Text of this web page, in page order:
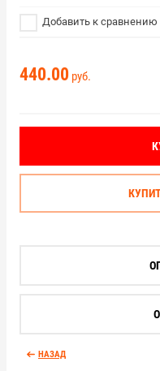
Добавить к сравнению
440.00 руб.
НАЗАД